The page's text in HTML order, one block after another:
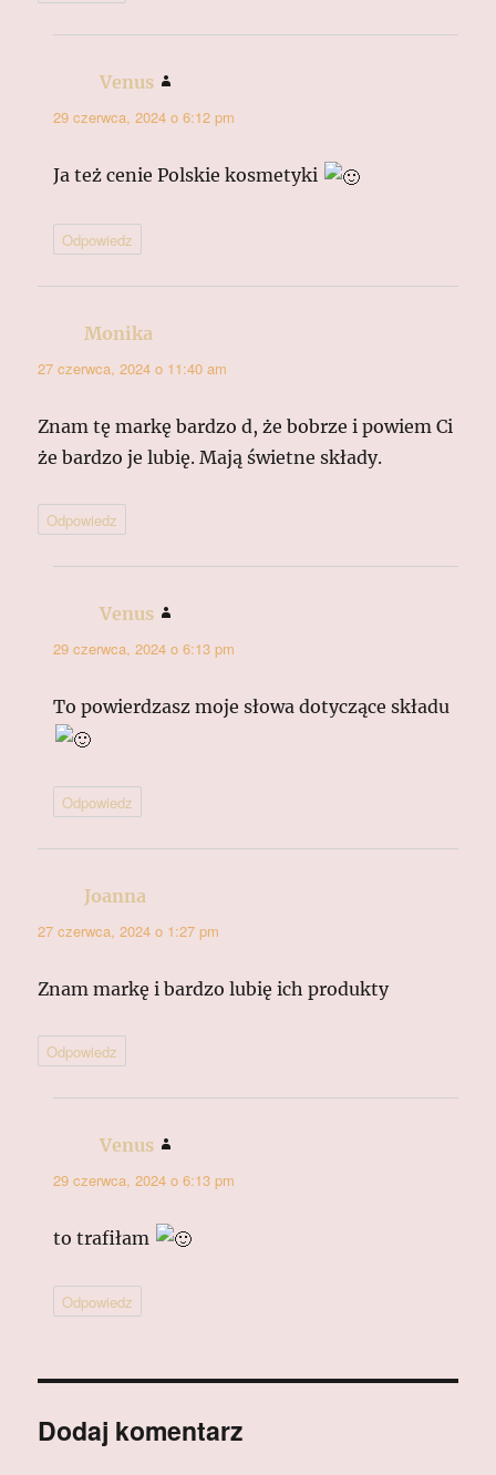
Venus
29 czerwca, 2024 o 6:12 pm
Ja też cenie Polskie kosmetyki
Odpowiedz
Monika
27 czerwca, 2024 o 11:40 am
Znam tę markę bardzo d, że bobrze i powiem Ci
że bardzo je lubię. Mają świetne składy.
Odpowiedz
Venus
29 czerwca, 2024 o 6:13 pm
To powierdzasz moje słowa dotyczące składu
Odpowiedz
Joanna
27 czerwca, 2024 o 1:27 pm
Znam markę i bardzo lubię ich produkty
Odpowiedz
Venus
29 czerwca, 2024 o 6:13 pm
to trafiłam
Odpowiedz
Dodaj komentarz